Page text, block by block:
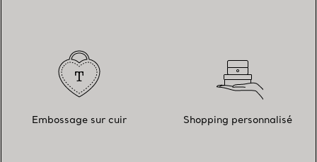
Embossage sur cuir Shopping personnalisé